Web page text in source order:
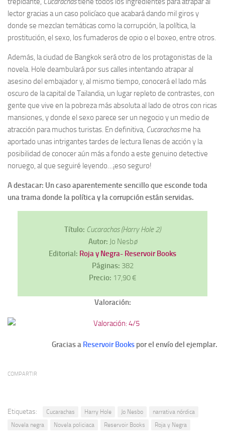
lector gracias a un caso policíaco que acabará dando mil giros y
donde se mezclan temáticas como la corrupción, la política, la
prostitución, el sexo, los fumaderos de opio o el boxeo, entre otros.
Además, la ciudad de Bangkok será otro de los protagonistas de la
novela. Hole deambulará por sus calles intentando atrapar al
asesino del embajador y, al mismo tiempo, conocerá el lado más
oscuro de la capital de Tailandia, un lugar repleto de contrastes, con
gente que vive en la pobreza más absoluta al lado de otros con ricas
mansiones, y donde el sexo parece ser un negocio y un medio de
atracción para muchos turistas. En definitiva, Cucarachasme ha
aportado unas intrigantes tardes de lectura llenas de acción y la
posibilidad de conocer aún más a fondo a este genuino detective
noruego, al que seguiré leyendo…¡eso seguro!
A destacar: Un caso aparentemente sencillo que esconde toda
una trama donde la política y la corrupción están servidas.
Título: Cucarachas (Harry Hole 2)
Autor: Jo Nesbø
Editorial: Roja y Negra- Reservoir Books
Páginas: 382
Precio: 17,90 €
Valoración:
Gracias a Reservoir Books por el envío del ejemplar.
COMPARTIR
Etiquetas: Cucarachas Harry Hole Jo Nesbo
narrativa nórdica
Novela negra
Novela policiaca Reservoir Books Roja y Negra